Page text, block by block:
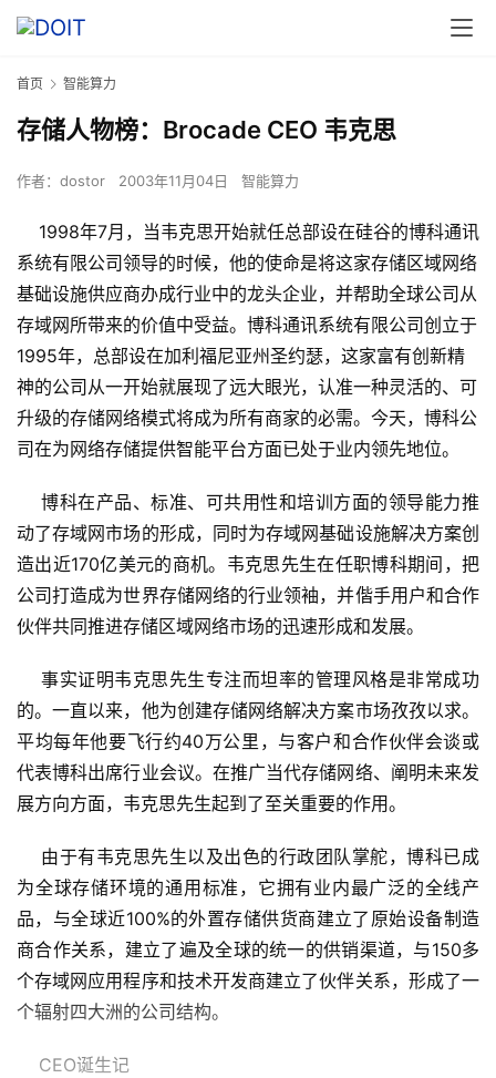
首页 智能算力
存储人物榜：Brocade CEO 韦克思
作者： dostor 2003年11月04日 智能算力
1998年7月，当韦克思开始就任总部设在硅谷的博科通讯
系统有限公司领导的时候，他的使命是将这家存储区域网络
基础设施供应商办成行业中的龙头企业，并帮助全球公司从
存域网所带来的价值中受益。博科通讯系统有限公司创立于
1995年，总部设在加利福尼亚州圣约瑟，这家富有创新精
神的公司从一开始就展现了远大眼光，认准一种灵活的、可
升级的存储网络模式将成为所有商家的必需。今天，博科公
司在为网络存储提供智能平台方面已处于业内领先地位。
博科在产品、标准、可共用性和培训方面的领导能力推
动了存域网市场的形成，同时为存域网基础设施解决方案创
造出近170亿美元的商机。韦克思先生在任职博科期间，把
公司打造成为世界存储网络的行业领袖，并偕手用户和合作
伙伴共同推进存储区域网络市场的迅速形成和发展。
事实证明韦克思先生专注而坦率的管理风格是非常成功
的。一直以来，他为创建存储网络解决方案市场孜孜以求。
平均每年他要飞行约40万公里，与客户和合作伙伴会谈或
代表博科出席行业会议。在推广当代存储网络、阐明未来发
展方向方面，韦克思先生起到了至关重要的作用。
由于有韦克思先生以及出色的行政团队掌舵，博科已成
为全球存储环境的通用标准，它拥有业内最广泛的全线产
品，与全球近100%的外置存储供货商建立了原始设备制造
商合作关系，建立了遍及全球的统一的供销渠道，与150多
个存域网应用程序和技术开发商建立了伙伴关系，形成了一
个辐射四大洲的公司结构。
CEO诞生记